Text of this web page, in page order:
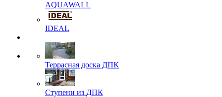
AQUAWALL
IDEAL
Террасная доска ДПК
Ступени из ДПК